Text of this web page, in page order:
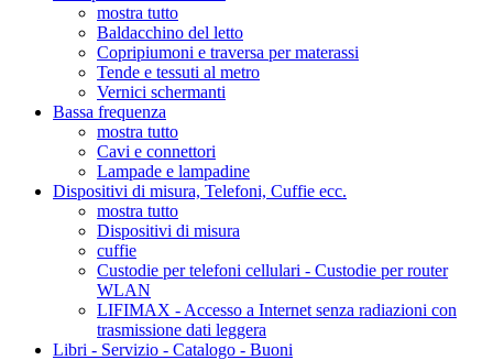
mostra tutto
Baldacchino del letto
Copripiumoni e traversa per materassi
Tende e tessuti al metro
Vernici schermanti
Bassa frequenza
mostra tutto
Cavi e connettori
Lampade e lampadine
Dispositivi di misura, Telefoni, Cuffie ecc.
mostra tutto
Dispositivi di misura
cuffie
Custodie per telefoni cellulari - Custodie per router
WLAN
LIFIMAX - Accesso a Internet senza radiazioni con
trasmissione dati leggera
Libri - Servizio - Catalogo - Buoni